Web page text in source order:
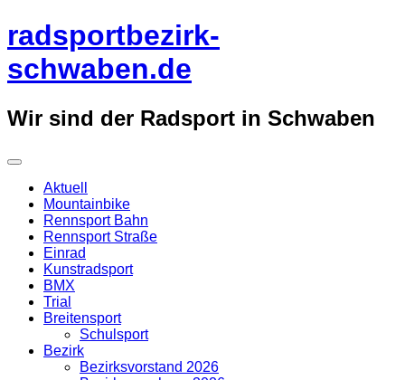
Überspringe
zum
radsportbezirk-
schwaben.de
Wir sind der Radsport in Schwaben
Aktuell
Mountainbike
Rennsport Bahn
Rennsport Straße
Einrad
Kunstradsport
BMX
Trial
Breitensport
Schulsport
Bezirk
Bezirksvorstand 2026